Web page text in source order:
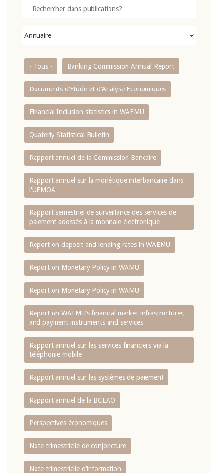
- Tous - Banking Commission Annual Report
Documents d’Etude et d’Analyse Economiques
Financial Inclusion statistics in WAEMU
Quaterly Statistical Bulletin
Rapport annuel de la Commission Bancaire
Rapport annuel sur la monétique interbancaire dans
l'UEMOA
Rapport semestriel de surveillance des services de
paiement adossés à la monnaie électronique
Report on deposit and lending rates in WAEMU
Report on Monetary Policy in WAMU
Report on Monetary Policy in WAMU
Report on WAEMU’s financial market infrastructures,
and payment instruments and services
Rapport annuel sur les services financiers via la
téléphonie mobile
Rapport annuel sur les systèmes de paiement
Rapport annuel de la BCEAO
Perspectives économiques
Note trimestrielle de conjoncture
Note trimestrielle d‘information